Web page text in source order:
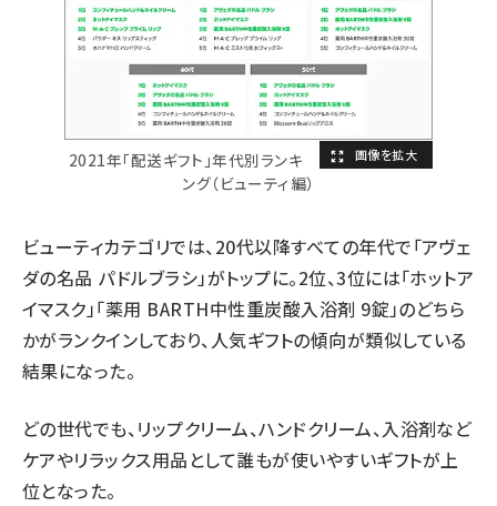
2021年「配送ギフト」年代別ランキ
ング（ビューティ編）
ビューティカテゴリでは、20代以降すべての年代で「アヴェ
ダの名品 パドルブラシ」がトップに。2位、3位には「ホットア
イマスク」「薬用 BARTH中性重炭酸入浴剤 9錠」のどちら
かがランクインしており、人気ギフトの傾向が類似している
結果になった。
どの世代でも、リップクリーム、ハンドクリーム、入浴剤など
ケアやリラックス用品として誰もが使いやすいギフトが上
位となった。